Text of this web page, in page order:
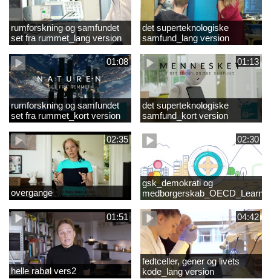
rumforskning og samfundet
set fra rummet_lang version
det superteknologiske
samfund_lang version
01:08
rumforskning og samfundet
set fra rummet_kort version
01:13
det superteknologiske
samfund_kort version
02:35
overgange
02:30
gsk_demokrati og
Compass 2030
01:51
helle rabøl vers2
04:42
fedtceller, gener og livets
kode_lang version